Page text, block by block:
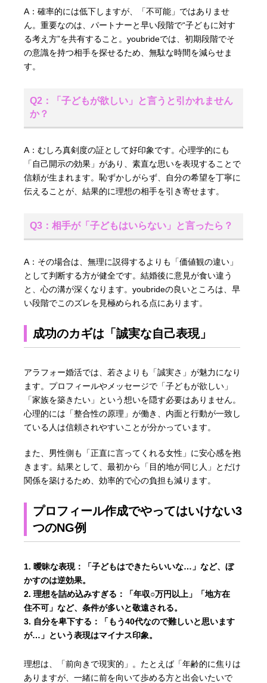
A：確率的には低下しますが、「不可能」ではありませ
ん。重要なのは、パートナーと早い段階で“子どもに対す
る考え方”を共有すること。youbrideでは、初期段階でそ
の意識を持つ相手を探せるため、無駄な時間を減らせま
す。
Q2：「子どもが欲しい」と言うと引かれません
か？
A：むしろ真剣度の証として好印象です。心理学的にも
「自己開示の効果」があり、素直な思いを表現することで
信頼が生まれます。恥ずかしがらず、自分の希望を丁寧に
伝えることが、結果的に理想の相手を引き寄せます。
Q3：相手が「子どもはいらない」と言ったら？
A：その場合は、無理に説得するよりも「価値観の違い」
として判断する方が健全です。結婚後に意見が食い違う
と、心の溝が深くなります。youbrideの良いところは、早
い段階でこのズレを見極められる点にあります。
成功のカギは「誠実な自己表現」
アラフォー婚活では、若さよりも「誠実さ」が魅力になり
ます。プロフィールやメッセージで「子どもが欲しい」
「家族を築きたい」という想いを隠す必要はありません。
心理的には「整合性の原理」が働き、内面と行動が一致し
ている人は信頼されやすいことが分かっています。
また、男性側も「正直に言ってくれる女性」に安心感を抱
きます。結果として、最初から「目的地が同じ人」とだけ
関係を築けるため、効率的で心の負担も減ります。
プロフィール作成でやってはいけない3
つのNG例
曖昧な表現：「子どもはできたらいいな…」など、ぼ
かすのは逆効果。
理想を詰め込みすぎる ：「年収○万円以上」「地方在
住不可」など、条件が多いと敬遠される。
自分を卑下する ：「もう40代なので難しいと思います
が…」という表現はマイナス印象。
理想は、「前向きで現実的」。たとえば「年齢的に焦りは
ありますが、一緒に前を向いて歩める方と出会いたいで